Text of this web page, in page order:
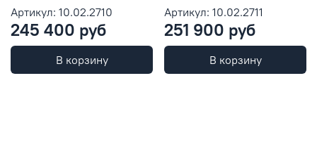
Артикул: 10.02.2710
245 400 руб
В корзину
Артикул: 10.02.2711
251 900 руб
В корзину